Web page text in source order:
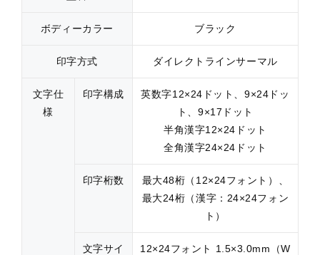
ボディーカラー ブラック
印字方式 ダイレクトラインサーマル
文字仕
様
印字構成
英数字12×24ドット、9×24ドッ
ト、9×17ドット
半角漢字12×24ドット
全角漢字24×24ドット
印字桁数
最大48桁（12×24フォント）、
最大24桁（漢字：24×24フォン
ト）
文字サイ
12×24フォント 1.5×3.0mm（W